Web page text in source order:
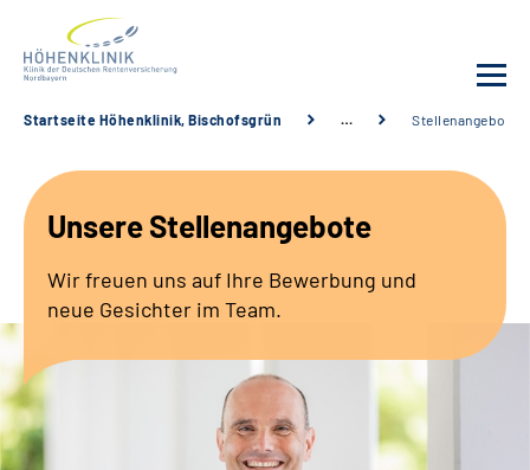
Leistungsangebot
Fachbereiche
Service
Karriere
Startseite Höhenklinik, Bischofsgrün … Stellenangebote
Unsere Stellenangebote
Wir freuen uns auf Ihre Bewerbung und
neue Gesichter im Team.